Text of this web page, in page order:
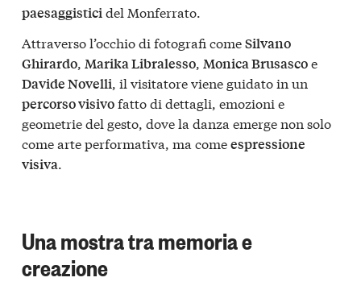
paesaggisticidel Monferrato.
Attraverso l’occhio di fotografi comeSilvano
Ghirardo, Marika Libralesso, Monica Brusascoe
Davide Novelli, il visitatore viene guidato in un
percorso visivofatto di dettagli, emozioni e
geometrie del gesto, dove la danza emerge non solo
come arte performativa, ma comeespressione
visiva.
Una mostra tra memoria e
creazione